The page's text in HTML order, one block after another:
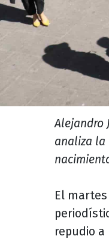
Alejandro
analiza la
El
repudio